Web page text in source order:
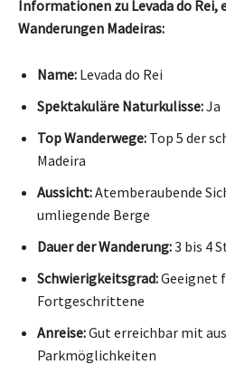
Informationen zu Levada do Rei,
Wanderungen Madeiras:
Name: Levada do Rei
Spektakuläre Naturkulisse:Ja
Top Wanderwege: Top 5 der
Madeira
Aussicht:Atemberaubende
umliegende Berge
Dauer der Wanderung:3 bis 4
Schwierigkeitsgrad:Geeignet
Fortgeschrittene
Anreise:Gut erreichbar mit
Parkmöglichkeiten